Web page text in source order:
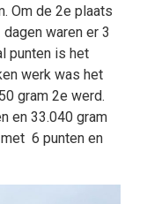
Om de 2e plaats
waren er 3
punten is het
werk was het
gram 2e werd.
en 33.040 gram
6 punten en